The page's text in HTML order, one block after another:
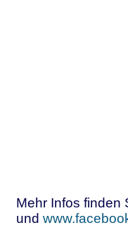
Mehr Infos finden
und